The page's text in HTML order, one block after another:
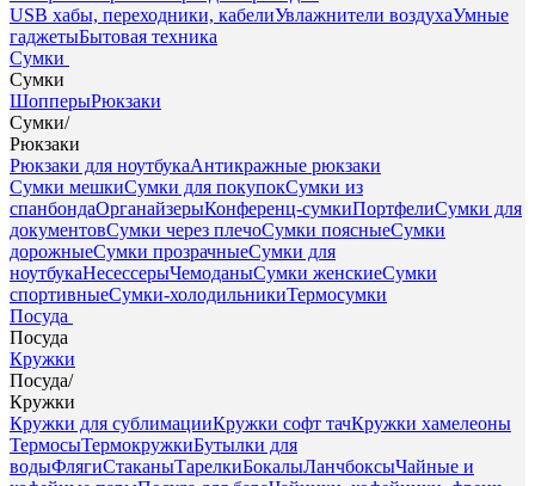
USB хабы, переходники, кабелиУвлажнители воздухаУмные
гаджетыБытовая техника
Сумки
Сумки
ШопперыРюкзаки
Сумки/
Рюкзаки
Рюкзаки для ноутбукаАнтикражные рюкзаки
Сумки мешкиСумки для покупокСумки из
спанбондаОрганайзерыКонференц-сумкиПортфелиСумки для
документовСумки через плечоСумки поясныеСумки
дорожныеСумки прозрачныеСумки для
ноутбукаНесессерыЧемоданыСумки женскиеСумки
спортивныеСумки-холодильникиТермосумки
Посуда
Посуда
Кружки
Посуда/
Кружки
Кружки для сублимацииКружки софт тачКружки хамелеоны
ТермосыТермокружкиБутылки для
водыФлягиСтаканыТарелкиБокалыЛанчбоксыЧайные и